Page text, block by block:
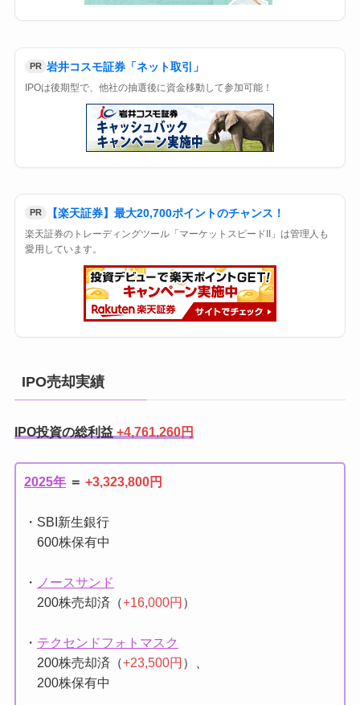
PR 岩井コスモ証券「ネット取引」
IPOは後期型で、他社の抽選後に資金移動して参加可能！
PR 【楽天証券】最大20,700ポイントのチャンス！
楽天証券のトレーディングツール「マーケットスピードII」は管理人も
愛用しています。
IPO売却実績
IPO投資の総利益 +4,761,260円
2025年＝ +3,323,800円
・SBI新生銀行
600株保有中
・
ノースサンド
200株売却済（+16,000円 ）
・ テクセンドフォトマスク
200株売却済（+23,500円 ）、
200株保有中